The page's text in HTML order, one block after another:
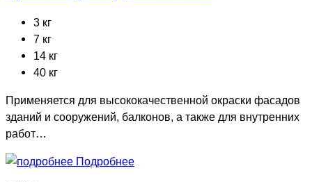
3 кг
7 кг
14 кг
40 кг
Применяется для высококачественной окраски фасадов
зданий и сооружений, балконов, а также для внутренних
работ…
Подробнее